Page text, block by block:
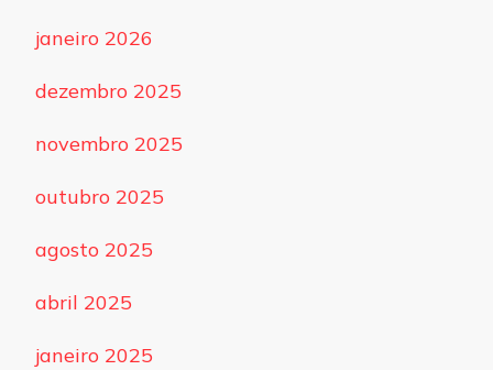
janeiro 2026
dezembro 2025
novembro 2025
outubro 2025
agosto 2025
abril 2025
janeiro 2025